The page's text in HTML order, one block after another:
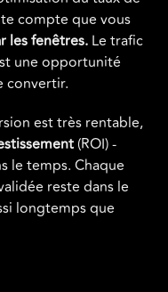
compte que vous
les fenêtres. Le trafic
une opportunité
convertir.
est très rentable,
(ROI) -
le temps. Chaque
reste dans le
longtemps que